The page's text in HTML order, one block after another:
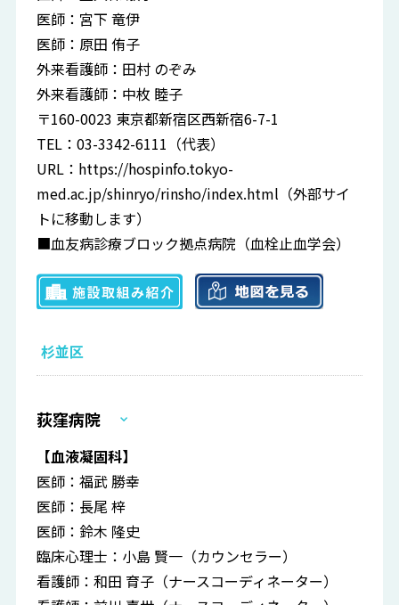
医師：宮下 竜伊
医師：原田 侑子
外来看護師：田村 のぞみ
外来看護師：中枚 睦子
〒160-0023 東京都新宿区西新宿6-7-1
TEL：03-3342-6111（代表）
URL： https://hospinfo.tokyo-
med.ac.jp/shinryo/rinsho/index.html （外部サイ
トに移動します）
■血友病診療ブロック拠点病院（血栓止血学会）
杉並区
荻窪病院
【血液凝固科】
医師：福武 勝幸
医師：長尾 梓
医師：鈴木 隆史
臨床心理士：小島 賢一（カウンセラー）
看護師：和田 育子（ナースコーディネーター）